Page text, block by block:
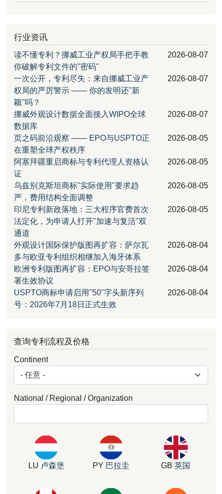
行业资讯
读不懂专利？挪威工业产权局手把手教
你破解专利文件的"密码"
2026-08-07
一次公开，专利尽失：来自挪威工业产
权局的严厉警示 —— 你的发明还"新
颖"吗？
2026-08-07
挪威外观设计数据全面接入WIPO全球
数据库
2026-08-07
页之码前沿观察 —— EPO与USPTO正
在重塑全球产权秩序
2026-08-05
阿塞拜疆重启商标与专利代理人资格认
证
2026-08-05
乌兹别克斯坦商标"实际使用"要求趋
严，费用结构全面调整
2026-08-05
印尼专利新政落地：三大程序官费首次
法定化，为申请人打开"加速与复活"双
通道
2026-08-05
外观设计国际保护版图再扩容：萨尔瓦
多与欧亚专利组织相继加入海牙体系
2026-08-04
欧洲专利版图再扩容：EPO与安哥拉签
署生效协议
2026-08-04
USPTO商标申请启用"50"字头新序列
号：2026年7月18日正式生效
2026-08-04
查询专利流程及价格
Continent
National / Regional / Organization
LU 卢森堡 PY 巴拉圭 GB 英国